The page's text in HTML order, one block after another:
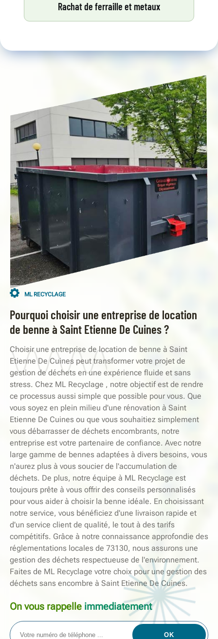
Rachat de ferraille et metaux
ML RECYCLAGE
Pourquoi choisir une entreprise de location
de benne à Saint Etienne De Cuines ?
Choisir une entreprise de location de benne à Saint
Etienne De Cuines peut transformer votre projet de
gestion de déchets en une expérience fluide et sans
stress. Chez ML Recyclage , notre objectif est de rendre
ce processus aussi simple que possible pour vous. Que
vous soyez en plein milieu d'une rénovation à Saint
Etienne De Cuines ou que vous souhaitiez simplement
vous débarrasser de déchets encombrants, notre
entreprise est votre partenaire de confiance. Avec notre
large gamme de bennes adaptées à divers besoins, vous
n'aurez plus à vous soucier de l'accumulation de
déchets. De plus, notre équipe à ML Recyclage est
toujours prête à vous offrir des conseils personnalisés
pour vous aider à choisir la benne idéale. En choisissant
notre service, vous bénéficiez d'une livraison rapide et
d'un service client de qualité, le tout à des tarifs
compétitifs. Grâce à notre connaissance approfondie des
réglementations locales de 73130, nous assurons une
gestion des déchets respectueuse de l'environnement.
Faites de ML Recyclage votre choix pour une gestion des
déchets sans encombre à Saint Etienne De Cuines.
On vous rappelle immediatement